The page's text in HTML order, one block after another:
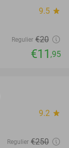
9.5 star
Regulier €20
€11 ,95
9.2 star
Regulier €250